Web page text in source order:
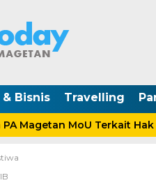
Bisnis Travelling
Magetan MoU Terkait Hak